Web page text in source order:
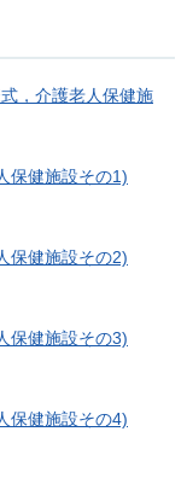
，介護老人保健施
保健施設その1)
保健施設その2)
保健施設その3)
保健施設その4)